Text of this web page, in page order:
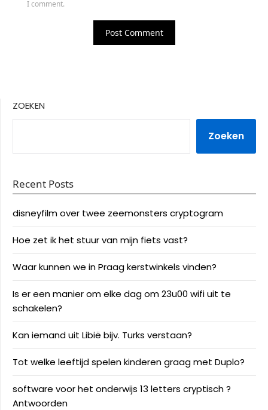
I comment.
ZOEKEN
Zoeken
Recent Posts
disneyfilm over twee zeemonsters cryptogram
Hoe zet ik het stuur van mijn fiets vast?
Waar kunnen we in Praag kerstwinkels vinden?
Is er een manier om elke dag om 23u00 wifi uit te
schakelen?
Kan iemand uit Libië bijv. Turks verstaan?
Tot welke leeftijd spelen kinderen graag met Duplo?
software voor het onderwijs 13 letters cryptisch ?
Antwoorden